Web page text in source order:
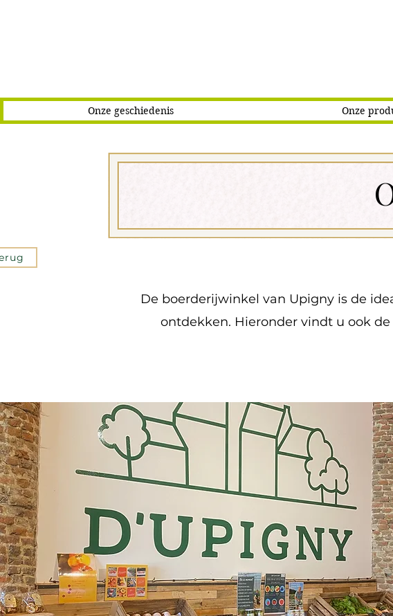
Onze geschiedenis Onze
De boerderijwinkel van Upigny is de
ontdekken. Hieronder vindt u ook